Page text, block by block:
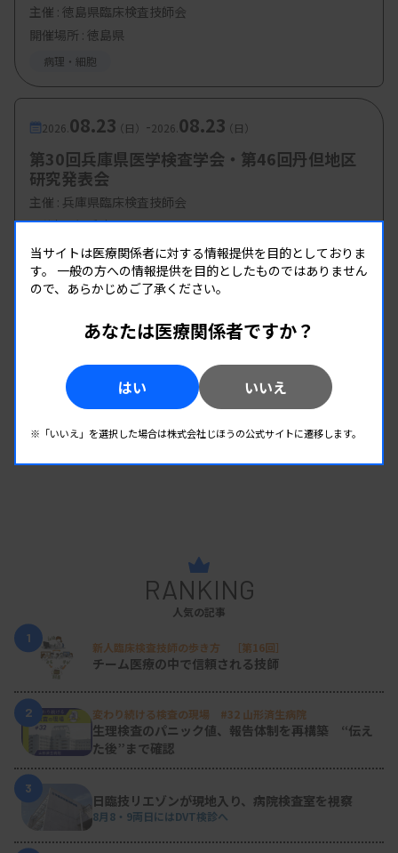
主催 : 徳島県臨床検査技師会
開催場所 : 徳島県
病理・細胞
2026. 08.23（日） -2026. 08.23（日）
第30回兵庫県医学検査学会・第46回丹但地区
研究発表会
主催 : 兵庫県臨床検査技師会
開催場所 : 兵庫県
管理運営 病理・細胞
RANKING
人気の記事
1
新人臨床検査技師の歩き方 ［第16回］
チーム医療の中で信頼される技師
2 変わり続ける検査の現場 #32 山形済生病院
生理検査のパニック値、報告体制を再構築 “伝え
た後”まで確認
3
日臨技リエゾンが現地入り、病院検査室を視察
8月8・9両日にはDVT検診へ
当サイトは医療関係者に対する情報提供を目的としておりま
す。 一般の方への情報提供を目的としたものではありません
ので、あらかじめご了承ください。
あなたは医療関係者ですか？
はい いいえ
※「いいえ」を選択した場合は株式会社じほうの公式サイトに遷移します。